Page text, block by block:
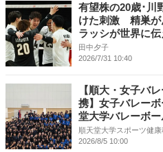
有望株の20歳･川
けた刺激 精巣が
ラッシが世界に
田中夕子
2026/7/31 10:40
【順大・女子バ
携】女子バレー
堂大学バレーボ
順天堂大学スポーツ健
2026/8/5 10:00